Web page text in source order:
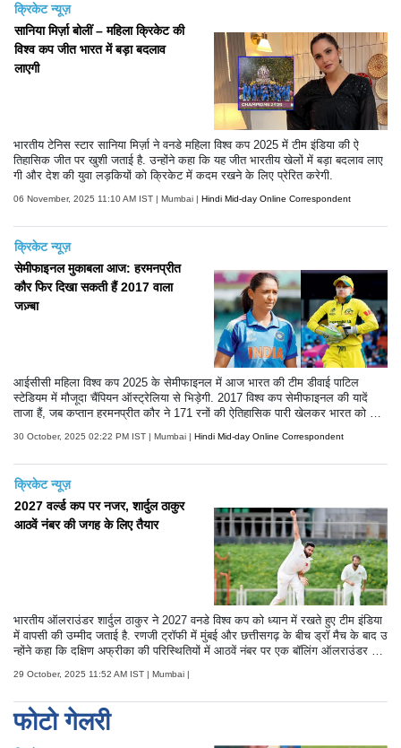
क्रिकेट न्यूज़
सानिया मिर्ज़ा बोलीं – महिला क्रिकेट की
विश्व कप जीत भारत में बड़ा बदलाव
लाएगी
भारतीय टेनिस स्टार सानिया मिर्ज़ा ने वनडे महिला विश्व कप 2025 में टीम इंडिया की ऐ
तिहासिक जीत पर खुशी जताई है. उन्होंने कहा कि यह जीत भारतीय खेलों में बड़ा बदलाव लाए
गी और देश की युवा लड़कियों को क्रिकेट में कदम रखने के लिए प्रेरित करेगी.
06 November, 2025 11:10 AM IST | Mumbai | Hindi Mid-day Online Correspondent
क्रिकेट न्यूज़
सेमीफाइनल मुकाबला आज: हरमनप्रीत
कौर फिर दिखा सकती हैं 2017 वाला
जज़्बा
आईसीसी महिला विश्व कप 2025 के सेमीफाइनल में आज भारत की टीम डीवाई पाटिल
स्टेडियम में मौजूदा चैंपियन ऑस्ट्रेलिया से भिड़ेगी. 2017 विश्व कप सेमीफाइनल की यादें
ताजा हैं, जब कप्तान हरमनप्रीत कौर ने 171 रनों की ऐतिहासिक पारी खेलकर भारत को जीत
30 October, 2025 02:22 PM IST | Mumbai | Hindi Mid-day Online Correspondent
क्रिकेट न्यूज़
2027 वर्ल्ड कप पर नजर, शार्दुल ठाकुर
आठवें नंबर की जगह के लिए तैयार
भारतीय ऑलराउंडर शार्दुल ठाकुर ने 2027 वनडे विश्व कप को ध्यान में रखते हुए टीम इंडिया
में वापसी की उम्मीद जताई है. रणजी ट्रॉफी में मुंबई और छत्तीसगढ़ के बीच ड्रॉ मैच के बाद उ
न्होंने कहा कि दक्षिण अफ्रीका की परिस्थितियों में आठवें नंबर पर एक बॉलिंग ऑलराउंडर की
29 October, 2025 11:52 AM IST | Mumbai |
फोटो गेलरी